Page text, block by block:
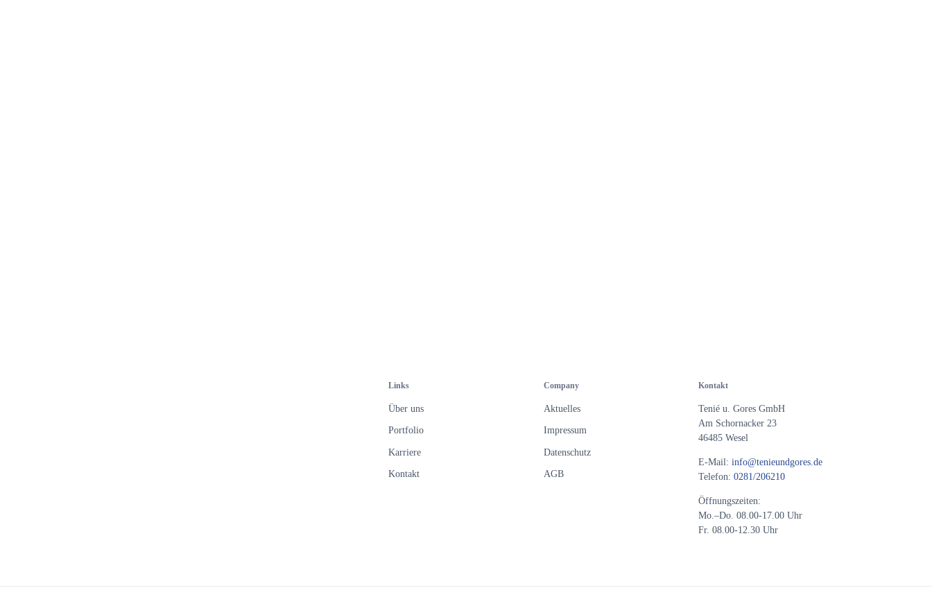
Links
Über uns
Portfolio
Karriere
Kontakt
Company
Aktuelles
Impressum
Datenschutz
AGB
Kontakt
Tenié u. Gores GmbH
Am Schornacker 23
46485 Wesel
E-Mail: info@tenieundgores.de
Telefon: 0281/206210
Öffnungszeiten:
Mo.–Do. 08.00-17.00 Uhr
Fr. 08.00-12.30 Uhr